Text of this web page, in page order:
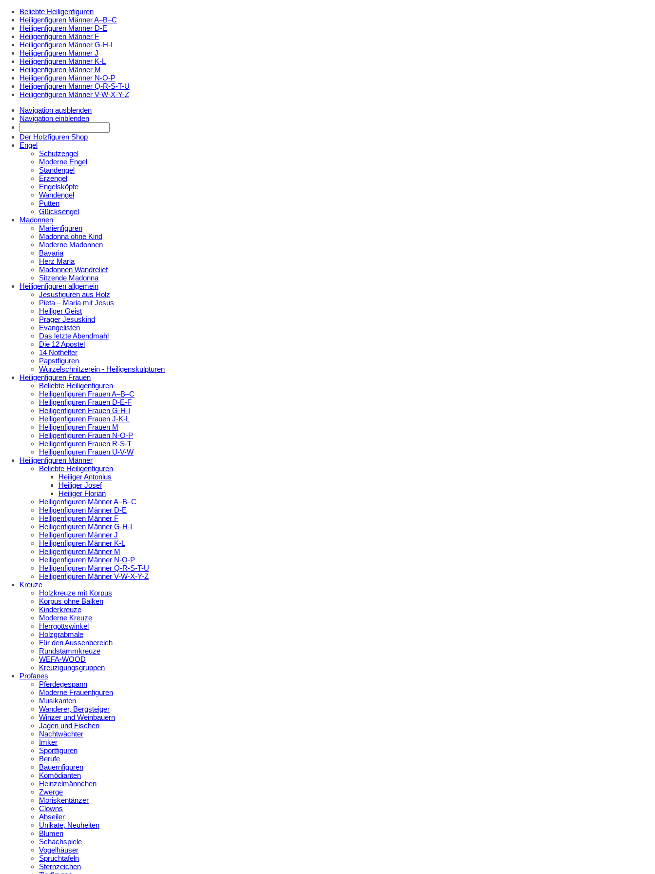
Beliebte Heiligenfiguren
Heiligenfiguren Männer A–B–C
Heiligenfiguren Männer D-E
Heiligenfiguren Männer F
Heiligenfiguren Männer G-H-I
Heiligenfiguren Männer J
Heiligenfiguren Männer K-L
Heiligenfiguren Männer M
Heiligenfiguren Männer N-O-P
Heiligenfiguren Männer Q-R-S-T-U
Heiligenfiguren Männer V-W-X-Y-Z
Navigation ausblenden
Navigation einblenden
Der Holzfiguren Shop
Engel
Schutzengel
Moderne Engel
Standengel
Erzengel
Engelsköpfe
Wandengel
Putten
Glücksengel
Madonnen
Marienfiguren
Madonna ohne Kind
Moderne Madonnen
Bavaria
Herz Maria
Madonnen Wandrelief
Sitzende Madonna
Heiligenfiguren allgemein
Jesusfiguren aus Holz
Pieta – Maria mit Jesus
Heiliger Geist
Prager Jesuskind
Evangelisten
Das letzte Abendmahl
Die 12 Apostel
14 Nothelfer
Papstfiguren
Wurzelschnitzerein - Heiligenskulpturen
Heiligenfiguren Frauen
Beliebte Heiligenfiguren
Heiligenfiguren Frauen A–B–C
Heiligenfiguren Frauen D-E-F
Heiligenfiguren Frauen G-H-I
Heiligenfiguren Frauen J-K-L
Heiligenfiguren Frauen M
Heiligenfiguren Frauen N-O-P
Heiligenfiguren Frauen R-S-T
Heiligenfiguren Frauen U-V-W
Heiligenfiguren Männer
Beliebte Heiligenfiguren
Heiliger Antonius
Heiliger Josef
Heiliger Florian
Heiligenfiguren Männer A–B–C
Heiligenfiguren Männer D-E
Heiligenfiguren Männer F
Heiligenfiguren Männer G-H-I
Heiligenfiguren Männer J
Heiligenfiguren Männer K-L
Heiligenfiguren Männer M
Heiligenfiguren Männer N-O-P
Heiligenfiguren Männer Q-R-S-T-U
Heiligenfiguren Männer V-W-X-Y-Z
Kreuze
Holzkreuze mit Korpus
Korpus ohne Balken
Kinderkreuze
Moderne Kreuze
Herrgottswinkel
Holzgrabmale
Für den Aussenbereich
Rundstammkreuze
WEFA-WOOD
Kreuzigungsgruppen
Profanes
Pferdegespann
Moderne Frauenfiguren
Musikanten
Wanderer, Bergsteiger
Winzer und Weinbauern
Jagen und Fischen
Nachtwächter
Imker
Sportfiguren
Berufe
Bauernfiguren
Komödianten
Heinzelmännchen
Zwerge
Moriskentänzer
Clowns
Abseiler
Unikate, Neuheiten
Blumen
Schachspiele
Vogelhäuser
Spruchtafeln
Sternzeichen